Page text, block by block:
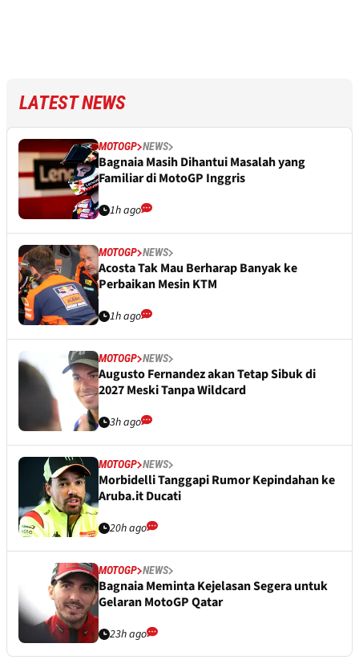
LATEST NEWS
MOTOGP NEWS
Bagnaia Masih Dihantui Masalah yang
Familiar di MotoGP Inggris
1h ago
MOTOGP NEWS
Acosta Tak Mau Berharap Banyak ke
Perbaikan Mesin KTM
1h ago
MOTOGP NEWS
Augusto Fernandez akan Tetap Sibuk di
2027 Meski Tanpa Wildcard
3h ago
MOTOGP NEWS
Morbidelli Tanggapi Rumor Kepindahan ke
Aruba.it Ducati
20h ago
MOTOGP NEWS
Bagnaia Meminta Kejelasan Segera untuk
Gelaran MotoGP Qatar
23h ago